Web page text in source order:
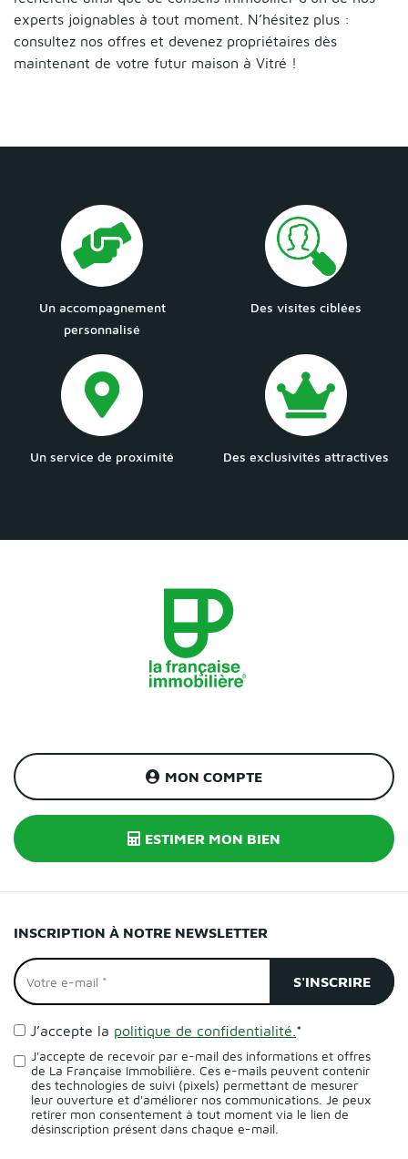
experts joignables à tout moment. N’hésitez plus :
consultez nos offres et devenez propriétaires dès
maintenant de votre futur maison à Vitré !
Un accompagnement
personnalisé
Des visites ciblées
Un service de proximité Des exclusivités attractives
MON COMPTE
ESTIMER MON BIEN
INSCRIPTION À NOTRE NEWSLETTER
J’accepte la politique de confidentialité. *
J'accepte de recevoir par e-mail des informations et offres
de La Française Immobilière. Ces e-mails peuvent contenir
des technologies de suivi (pixels) permettant de mesurer
leur ouverture et d'améliorer nos communications. Je peux
retirer mon consentement à tout moment via le lien de
désinscription présent dans chaque e-mail.